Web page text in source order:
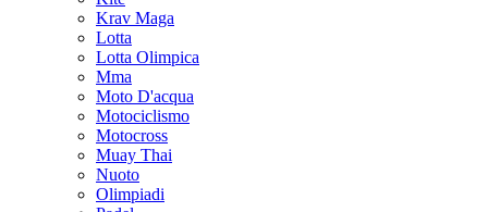
Krav Maga
Lotta
Lotta Olimpica
Mma
Moto D'acqua
Motociclismo
Motocross
Muay Thai
Nuoto
Olimpiadi